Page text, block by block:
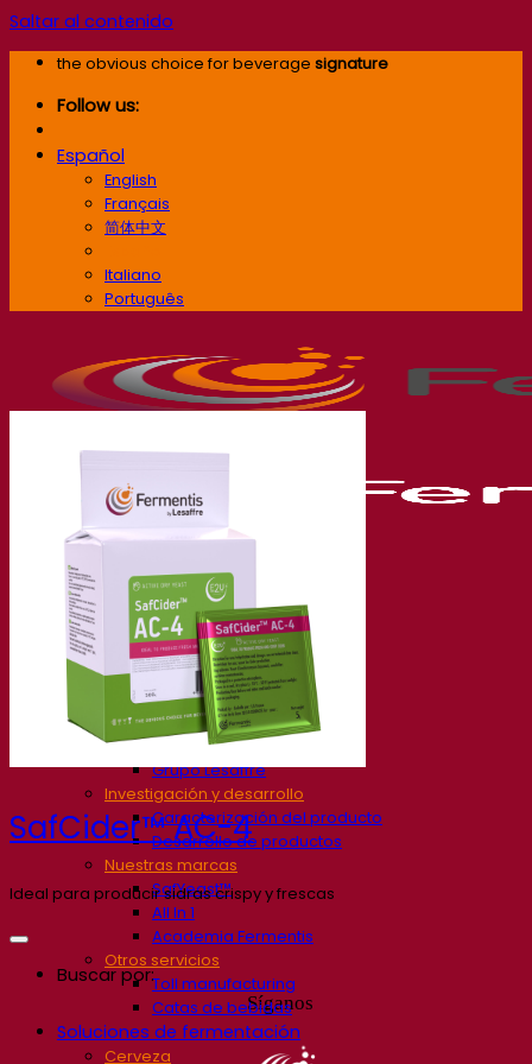
Saltar al contenido
the obvious choice for beverage signature
Follow us:
Español
English
Français
简体中文
Italiano
Português
Nuestra empresa
Sobre nosotros
Expertos en fermentación
El Campus de Fermentis
Un equipo apasionado
Apoyando la creatividad
Grupo Lesaffre
Investigación y desarrollo
Caracterización del producto
Desarrollo de productos
Nuestras marcas
SafYeast™
All In 1
Academia Fermentis
Otros servicios
Toll manufacturing
Catas de bebidas
Soluciones de fermentación
Cerveza
SafCider™ AC-4
Ideal para producir sidras crispy y frescas
Síganos
Buscar por: